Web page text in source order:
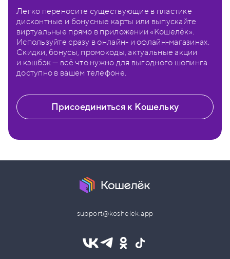
Легко переносите существующие в пластике
дисконтные и бонусные карты или выпускайте
виртуальные прямо в приложении «Кошелёк».
Используйте сразу в онлайн- и офлайн-магазинах.
Скидки, бонусы, промокоды, актуальные акции
и кэшбэк — всё что нужно для выгодного шопинга
доступно в вашем телефоне.
Присоединиться к Кошельку
support@koshelek.app